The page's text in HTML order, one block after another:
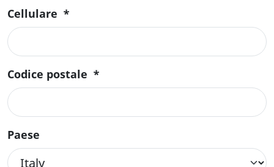
Cellulare *
Codice postale *
Paese